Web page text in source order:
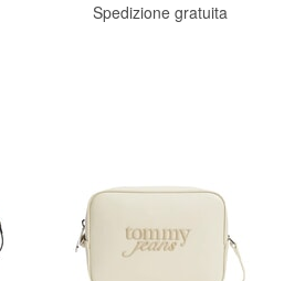
Spedizione gratuita